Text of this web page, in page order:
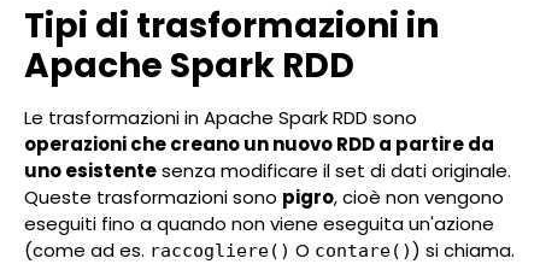
Tipi di trasformazioni in
Apache Spark RDD
Le trasformazioni in Apache Spark RDD sono
operazioni che creano un nuovo RDD a partire da
uno esistentesenza modificare il set di dati originale.
Queste trasformazioni sono pigro, cioè non vengono
eseguiti fino a quando non viene eseguita un'azione
(come ad es. raccogliere() O contare()) si chiama.